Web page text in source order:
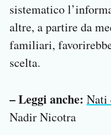
sistematico
altre, a partire da
familiari,
scelta.
– Leggi anche: Nati
Nadir Nicotra